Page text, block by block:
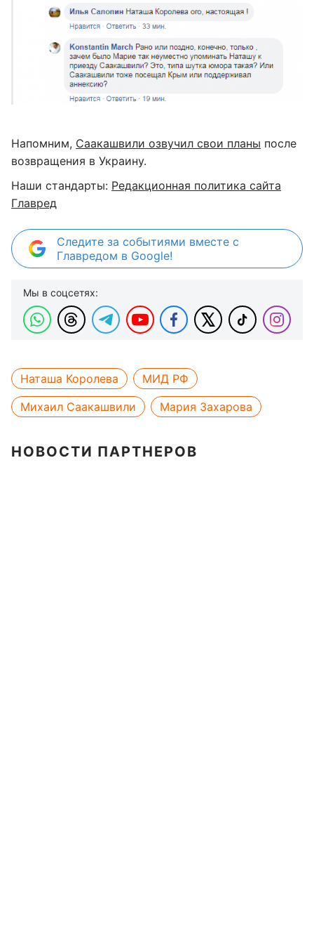
Напомним, Саакашвили озвучил свои планы после
возвращения в Украину.
Наши стандарты: Редакционная политика сайта
Главред
Следите за событиями вместе с
Главредом в Google!
Мы в соцсетях:
Наташа Королева
МИД РФ
Михаил Саакашвили
Мария Захарова
НОВОСТИ ПАРТНЕРОВ